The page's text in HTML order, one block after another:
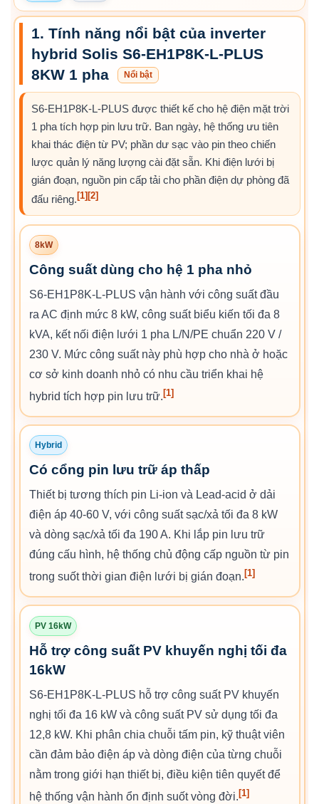
1. Tính năng nổi bật của inverter
hybrid Solis S6-EH1P8K-L-PLUS
8KW 1 pha
Nổi bật
S6-EH1P8K-L-PLUS được thiết kế cho hệ điện mặt trời
1 pha tích hợp pin lưu trữ. Ban ngày, hệ thống ưu tiên
khai thác điện từ PV; phần dư sạc vào pin theo chiến
lược quản lý năng lượng cài đặt sẵn. Khi điện lưới bị
gián đoạn, nguồn pin cấp tải cho phần điện dự phòng đã
đấu riêng. [1] [2]
8kW
Công suất dùng cho hệ 1 pha nhỏ
S6-EH1P8K-L-PLUS vận hành với công suất đầu
ra AC định mức 8 kW, công suất biểu kiến tối đa 8
kVA, kết nối điện lưới 1 pha L/N/PE chuẩn 220 V /
230 V. Mức công suất này phù hợp cho nhà ở hoặc
cơ sở kinh doanh nhỏ có nhu cầu triển khai hệ
hybrid tích hợp pin lưu trữ. [1]
Hybrid
Có cổng pin lưu trữ áp thấp
Thiết bị tương thích pin Li-ion và Lead-acid ở dải
điện áp 40-60 V, với công suất sạc/xả tối đa 8 kW
và dòng sạc/xả tối đa 190 A. Khi lắp pin lưu trữ
đúng cấu hình, hệ thống chủ động cấp nguồn từ pin
trong suốt thời gian điện lưới bị gián đoạn. [1]
PV 16kW
Hỗ trợ công suất PV khuyến nghị tối đa
16kW
S6-EH1P8K-L-PLUS hỗ trợ công suất PV khuyến
nghị tối đa 16 kW và công suất PV sử dụng tối đa
12,8 kW. Khi phân chia chuỗi tấm pin, kỹ thuật viên
cần đảm bảo điện áp và dòng điện của từng chuỗi
nằm trong giới hạn thiết bị, điều kiện tiên quyết để
hệ thống vận hành ổn định suốt vòng đời. [1]